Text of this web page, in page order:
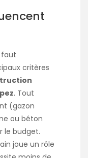
faut
critères
. Tout
(gazon
ou béton
le budget.
joue un rôle